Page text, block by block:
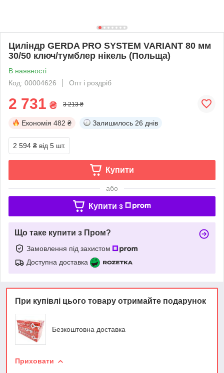
Циліндр GERDA PRO SYSTEM VARIANT 80 мм
30/50 ключ/тумблер нікель (Польща)
В наявності
Код: 00004626
Опт і роздріб
2 731 ₴ 3 213 ₴
Економія 482 ₴ Залишилось 26 днів
2 594 ₴ від 5 шт.
Купити
або
Купити з
Що таке купити з Пром?
Замовлення під захистом
Доступна доставка
При купівлі цього товару отримайте подарунок
Безкоштовна доставка
Приховати